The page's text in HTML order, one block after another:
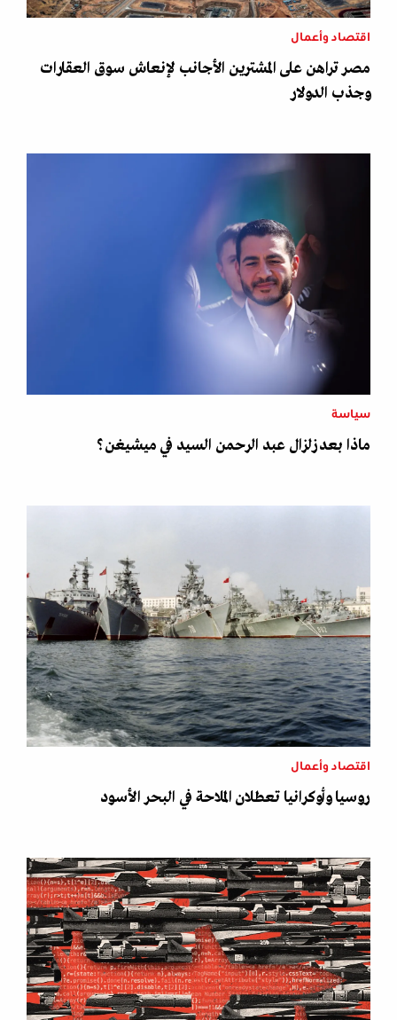
اقتصاد وأعمال
مصر تراهن على المشترين الأجانب لإنعاش سوق العقارات
وجذب الدولار
سياسة
ماذا بعد زلزال عبد الرحمن السيد في ميشيغن؟
اقتصاد وأعمال
روسيا وأوكرانيا تعطلان الملاحة في البحر الأسود